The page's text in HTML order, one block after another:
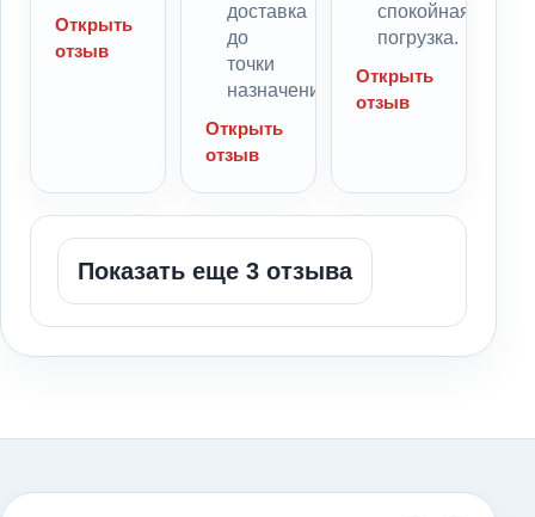
Открыть
отзыв
доставка
до
точки
назначения.
Открыть
отзыв
спокойная
погрузка.
Открыть
отзыв
Показать еще 3 отзыва